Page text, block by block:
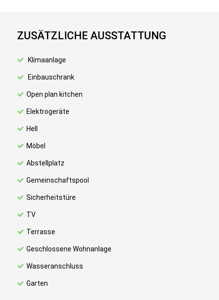
ZUSÄTZLICHE AUSSTATTUNG
Klimaanlage
Einbauschrank
Open plan kitchen
Elektrogeräte
Hell
Möbel
Abstellplatz
Gemeinschaftspool
Sicherheitstüre
TV
Terrasse
Geschlossene Wohnanlage
Wasseranschluss
Garten